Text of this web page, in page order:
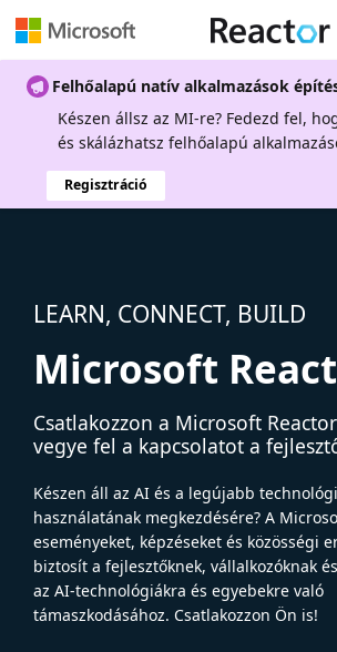
Felhőalapú natív alkalmazások
Készen állsz az MI-re? Fedezd fel,
és skálázhatsz felhőalapú
Regisztráció
LEARN, CONNECT, BUILD
Microsoft
Csatlakozzon a Microsoft
vegye fel a kapcsolatot a
Készen áll az AI és a legújabb
használatának megkezdésére? A
eseményeket, képzéseket és közösségi
biztosít a fejlesztőknek, vállalkozóknak
az AI-technológiákra és egyebekre való
támaszkodásához. Csatlakozzon Ön is!